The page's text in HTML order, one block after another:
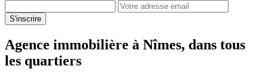
S'inscrire
Agence immobilière à Nîmes, dans tous
les quartiers